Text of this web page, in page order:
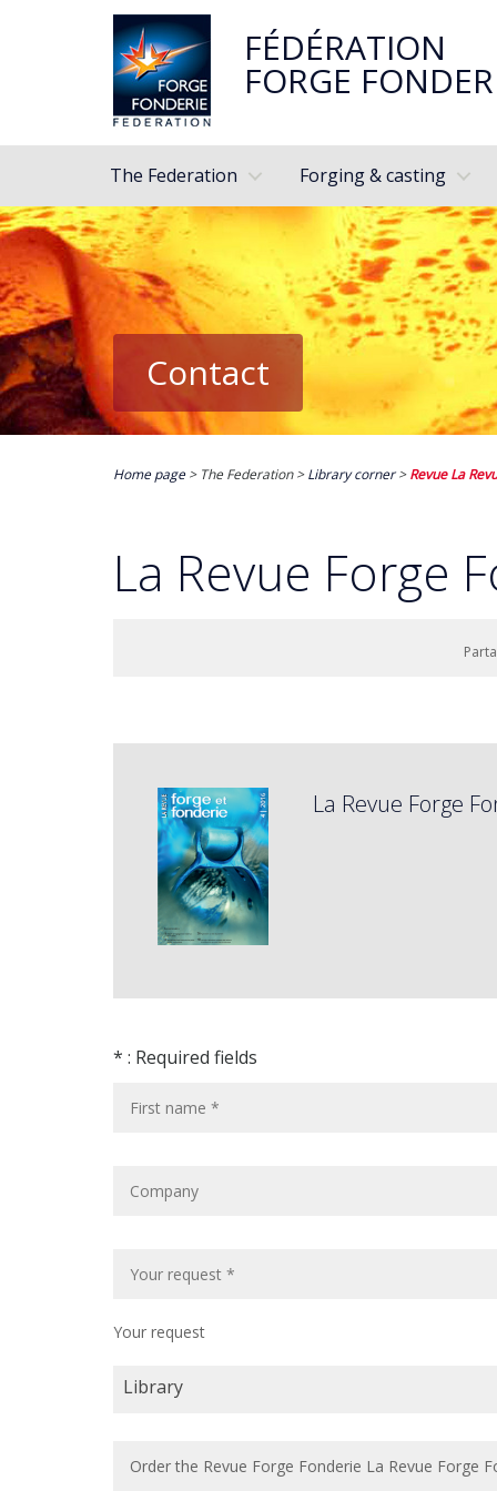
FÉDÉRATION
FORGE
The Federation Forging & casting
Contact
Home page> The Federation >Library corner>Revue La
La Revue Forge
La Revue Forge
* : Required fields
Your request
Library